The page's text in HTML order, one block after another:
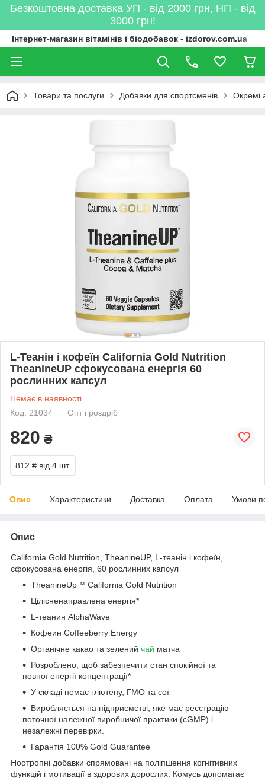
Безкоштовна доставка УП - від 2000 грн, НП - від
3000 грн!
Інтернет-магазин вітамінів і біодобавок - izdorov.com.ua
Товари та послуги Добавки для спортсменів Окремі
L-Теанін і кофеїн California Gold Nutrition
TheanineUP сфокусована енергія 60
рослинних капсул
Немає в наявності
Код: 21034
Опт і роздріб
820 ₴
812 ₴ від 4 шт.
Опис Характеристики Доставка Оплата Умови
Опис
California Gold Nutrition, TheanineUP, L-теанін і кофеїн,
сфокусована енергія, 60 рослинних капсул
TheanineUp™ California Gold Nutrition
Цілісненаправлена енергія*
L-теанин AlphaWave
Кофеин Coffeeberry Energy
Органічне какао та зелений чай матча
Розроблено, щоб забезпечити стан спокійної та
повної енергії концентрації*
У складі немає глютену, ГМО та сої
Виробляється на підприємстві, яке має реєстрацію
поточної належної виробничої практики (cGMP) і
незалежні перевірки.
Гарантія 100% Gold Guarantee
Ноотропні добавки спрямовані на поліпшення когнітивних
функцій і мотивації в здорових дорослих. Комусь допомагає